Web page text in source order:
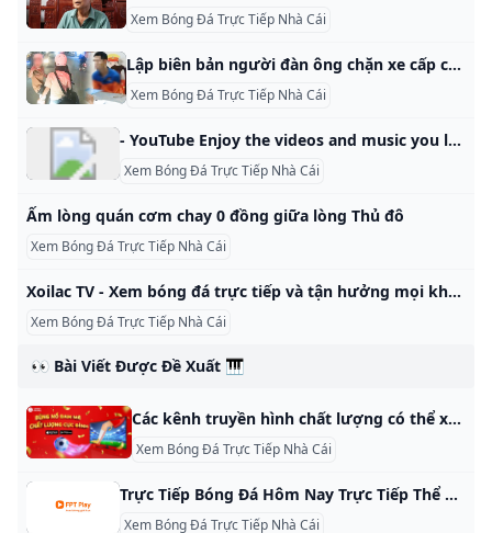
Xem Bóng Đá Trực Tiếp Nhà Cái
Lập biên bản người đàn ông chặn xe cấp cứu đang làm nhiệm vụ ở Tân Bình - Tuổi Trẻ Online Video clip Lập biên bản người đàn ông chặn xe cấp cứu đang làm nhiệm vụ ở Tân Bình của Tuổi Trẻ Video Online. Xem Lập biên bản người đàn ông chặn xe cấp cứu đang làm nhiệm vụ ở Tân Bình chất lượng cao và nhanh nhất. 000Video hay? Tặng sao cho Tuổi Trẻ Bình luận (0) Tặng sao x1 x5 x10 Hoặc nhập số sao Bạn đang có 0 sao
Xem Bóng Đá Trực Tiếp Nhà Cái
- YouTube Enjoy the videos and music you love, upload original content, and share it all with friends, family, and the world on YouTube.
Xem Bóng Đá Trực Tiếp Nhà Cái
Ấm lòng quán cơm chay 0 đồng giữa lòng Thủ đô
Xem Bóng Đá Trực Tiếp Nhà Cái
Xoilac TV - Xem bóng đá trực tiếp và tận hưởng mọi khoảnh khắc - AnonyViet byLan NgọcinTrade Reading Time: 9 mins read AAAAReset 0 Xôi Lạc TV là một trang web coi bóng đá trực tuyến chất lượng cao hoàn toàn miễn phí. Với chất lượng hình ảnh, video cực kỳ sắc nét và chân thực, bạn sẽ được trải nghiệm những giây phút thăng hoa và tuyệt vời khi theo dõi các trận đấu bóng đá. Các bài viết liên quan Hướng dẫn tắt Meta AI trên Facebook, Instagram 2025 12/01/2025
Xem Bóng Đá Trực Tiếp Nhà Cái
👀 Bài Viết Được Đề Xuất 🎹
Các kênh truyền hình chất lượng có thể xem trực tiếp bóng đá Xem trực tiếp bóng đá trên truyền hình là một loại hình thức giải trí yêu thích dành cho người yêu bóng đá - môn thể thao “vua” của khán giả là vô hạn. Là một fan cuồng của các trận đấu bóng đá thì không thể không biết đến kênh truyền hình K+ với hình kỹ thuật số vệ tinh chuẩn HD. Với các kênh truyền hình có độ phân giải cao, sắc nét, kết nối ổn định, nhiều nhóm kênh truyền hình phong phú với vô số các chương trình độc quyền.
Xem Bóng Đá Trực Tiếp Nhà Cái
Trực Tiếp Bóng Đá Hôm Nay Trực Tiếp Thể Thao Giải Trí FPT Play FPT Play trực tiếp các giải bóng đá lớn quốc tế và Việt Nam: C1, C2, C3, ngoại hạng Anh, FA, ĐTVN, U23, V.League, Cúp Quốc Gia. Link xem chất lượng cao Full HD.
Xem Bóng Đá Trực Tiếp Nhà Cái